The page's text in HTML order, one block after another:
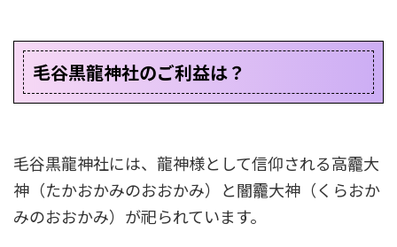
毛谷黒龍神社のご利益は？
毛谷黒龍神社には、龍神様として信仰される高龗大
神（たかおかみのおおかみ）と闇龗大神（くらおか
みのおおかみ）が祀られています。